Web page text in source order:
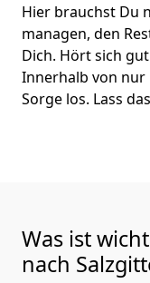
Hier brauchst Du
managen, den
Dich. Hört sich
Innerhalb von nur
Sorge los. Lass
Was ist
nach